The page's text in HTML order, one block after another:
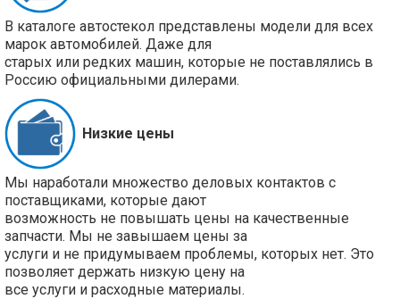
В каталоге автостекол представлены модели для всех
марок автомобилей. Даже для
старых или редких машин, которые не поставлялись в
Россию официальными дилерами.
Низкие цены
Мы наработали множество деловых контактов с
поставщиками, которые дают
возможность не повышать цены на качественные
запчасти. Мы не завышаем цены за
услуги и не придумываем проблемы, которых нет. Это
позволяет держать низкую цену на
все услуги и расходные материалы.